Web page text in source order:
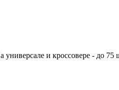
и кроссовере - до 75